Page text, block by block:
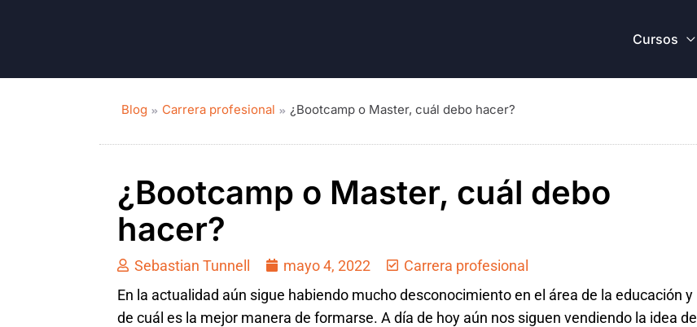
Cursos
Blog Carrera profesional ¿Bootcamp o Master, cuál debo hacer?
¿Bootcamp o Master, cuál debo
hacer?
Sebastian Tunnell mayo 4, 2022
Carrera profesional
En la actualidad aún sigue habiendo mucho desconocimiento en el área de la educación y
de cuál es la mejor manera de formarse. A día de hoy aún nos siguen vendiendo la idea de